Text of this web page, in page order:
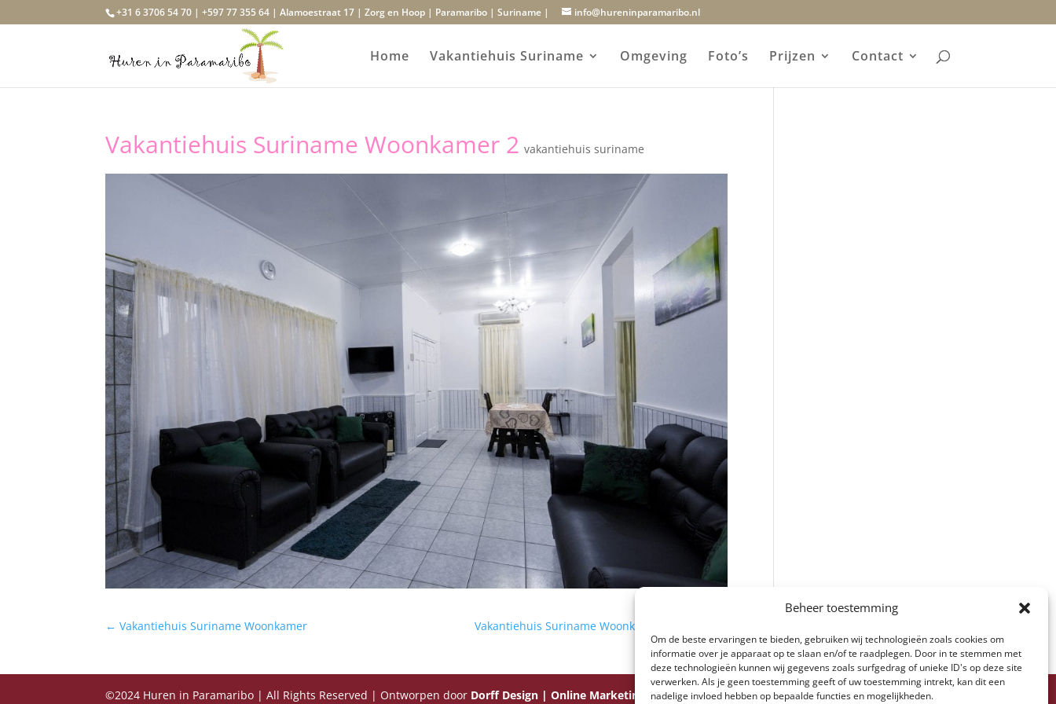
Beheer toestemming
Om de beste ervaringen te bieden, gebruiken wij technologieën zoals cookies om
informatie over je apparaat op te slaan en/of te raadplegen. Door in te stemmen met
deze technologieën kunnen wij gegevens zoals surfgedrag of unieke ID's op deze site
verwerken. Als je geen toestemming geeft of uw toestemming intrekt, kan dit een
nadelige invloed hebben op bepaalde functies en mogelijkheden.
+31 6 3706 54 70 | +597 77 355 64 | Alamoestraat 17 | Zorg en Hoop | Paramaribo | Suriname | info@hureninparamaribo.nl
Home Vakantiehuis Suriname Omgeving Foto’s Prijzen Contact
Vakantiehuis Suriname Woonkamer 2 vakantiehuis suriname
← Vakantiehuis Suriname Woonkamer Vakantiehuis Suriname Woonkamer – Keuken
©2024 Huren in Paramaribo | All Rights Reserved | Ontworpen door Dorff Design | Online Marketing Bureau Suriname